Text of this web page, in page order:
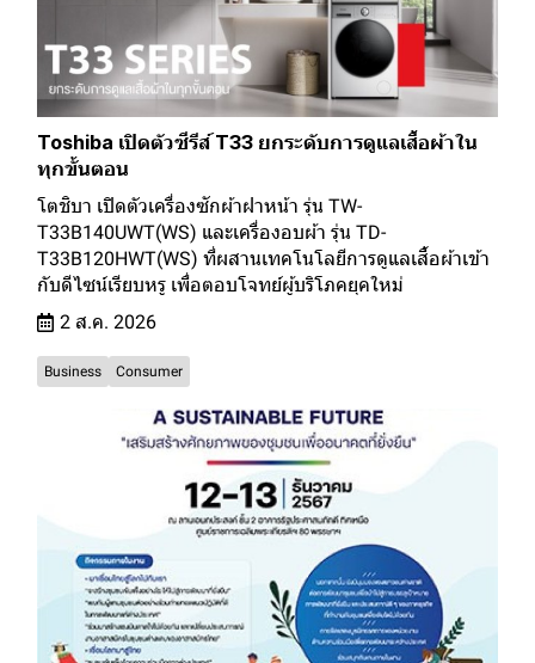
Toshiba เปิดตัวซีรีส์ T33 ยกระดับการดูแลเสื้อผ้าใน
ทุกขั้นตอน
โตชิบา เปิดตัวเครื่องซักผ้าฝาหน้า รุ่น TW-
T33B140UWT(WS) และเครื่องอบผ้า รุ่น TD-
T33B120HWT(WS) ที่ผสานเทคโนโลยีการดูแลเสื้อผ้าเข้า
กับดีไซน์เรียบหรู เพื่อตอบโจทย์ผู้บริโภคยุคใหม่
2 ส.ค. 2026
Business Consumer